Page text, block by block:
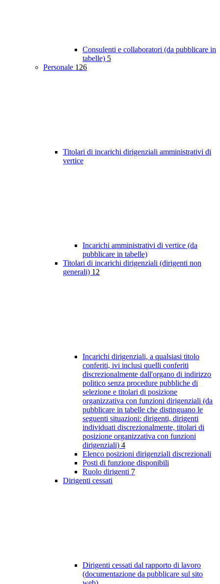
Consulenti e collaboratori (da pubblicare in
tabelle) 5
Personale 126
Titolari di incarichi dirigenziali amministrativi di
vertice
Incarichi amministrativi di vertice (da
pubblicare in tabelle)
Titolari di incarichi dirigenziali (dirigenti non
generali) 12
Incarichi dirigenziali, a qualsiasi titolo
conferiti, ivi inclusi quelli conferiti
discrezionalmente dall'organo di indirizzo
politico senza procedure pubbliche di
selezione e titolari di posizione
organizzativa con funzioni dirigenziali (da
pubblicare in tabelle che distinguano le
seguenti situazioni: dirigenti, dirigenti
individuati discrezionalmente, titolari di
posizione organizzativa con funzioni
dirigenziali) 4
Elenco posizioni dirigenziali discrezionali
Posti di funzione disponibili
Ruolo dirigenti 7
Dirigenti cessati
Dirigenti cessati dal rapporto di lavoro
(documentazione da pubblicare sul sito